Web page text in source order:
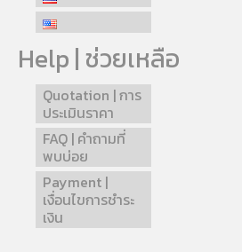
Help | ช่วยเหลือ
Quotation | การ
ประเมินราคา
FAQ | คำถามที่
พบบ่อย
Payment |
เงื่อนไขการชำระ
เงิน